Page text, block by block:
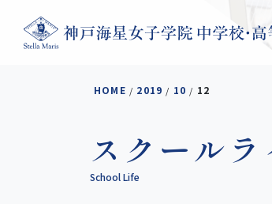
HOME / 2019 / 10 / 12
スクールラ
School Life